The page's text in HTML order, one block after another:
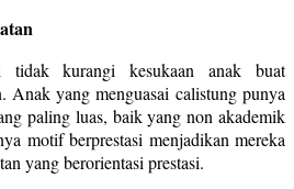
tidak kurangi kesukaan anak buat
Anak yang menguasai calistung punya
paling luas, baik yang non akademik
motif berprestasi menjadikan mereka
yang berorientasi prestasi.